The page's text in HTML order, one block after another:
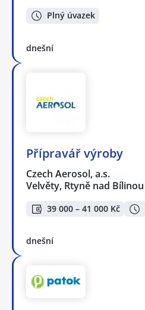
Plný úvazek
dnešní
Přípravář výroby
Czech Aerosol, a.s.
Velvěty, Rtyně nad Bílinou
39 000 – 41 000 Kč
dnešní